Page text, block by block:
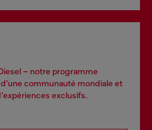
– notre programme
communauté mondiale et
exclusifs.